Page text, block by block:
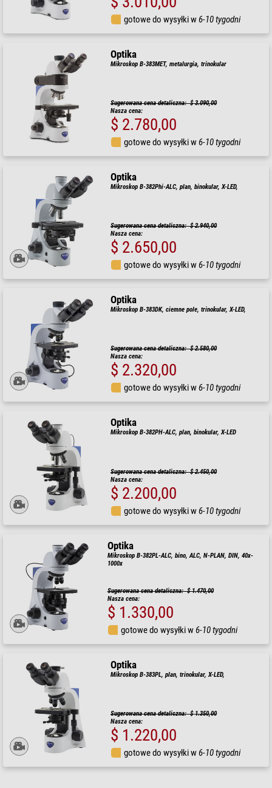
gotowe do wysyłki w6-10 tygodni
Optika
Mikroskop B-383MET, metalurgia, trinokular
Sugerowana cena detaliczna: $ 3.090,00
Nasza cena:
$ 2.780,00
gotowe do wysyłki w6-10 tygodni
Optika
Mikroskop B-382Phi-ALC, plan, binokular, X-LED,
Sugerowana cena detaliczna: $ 2.940,00
Nasza cena:
$ 2.650,00
gotowe do wysyłki w6-10 tygodni
Optika
Mikroskop B-383DK, ciemne pole, trinokular, X-LED,
Sugerowana cena detaliczna: $ 2.580,00
Nasza cena:
$ 2.320,00
gotowe do wysyłki w6-10 tygodni
Optika
Mikroskop B-382PH-ALC, plan, binokular, X-LED
Sugerowana cena detaliczna: $ 2.450,00
Nasza cena:
$ 2.200,00
gotowe do wysyłki w6-10 tygodni
Optika
Mikroskop B-382PL-ALC, bino, ALC, N-PLAN, DIN, 40x-
1000x
Sugerowana cena detaliczna: $ 1.470,00
Nasza cena:
$ 1.330,00
gotowe do wysyłki w6-10 tygodni
Optika
Mikroskop B-383PL, plan, trinokular, X-LED,
Sugerowana cena detaliczna: $ 1.350,00
Nasza cena:
$ 1.220,00
gotowe do wysyłki w6-10 tygodni